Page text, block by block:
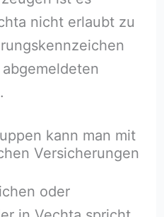
nicht erlaubt zu
kann man mit
Versicherungen
oder